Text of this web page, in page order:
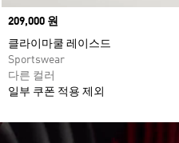
Price
209,000 원
클라이마쿨 레이스드
Sportswear
다른 컬러
일부 쿠폰 적용 제외